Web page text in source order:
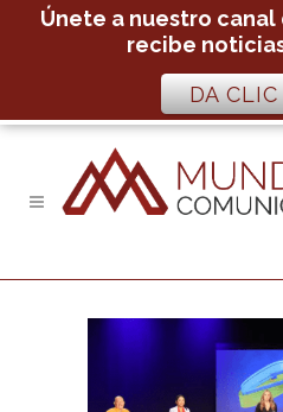
Únete a nuestro canal
recibe
DA